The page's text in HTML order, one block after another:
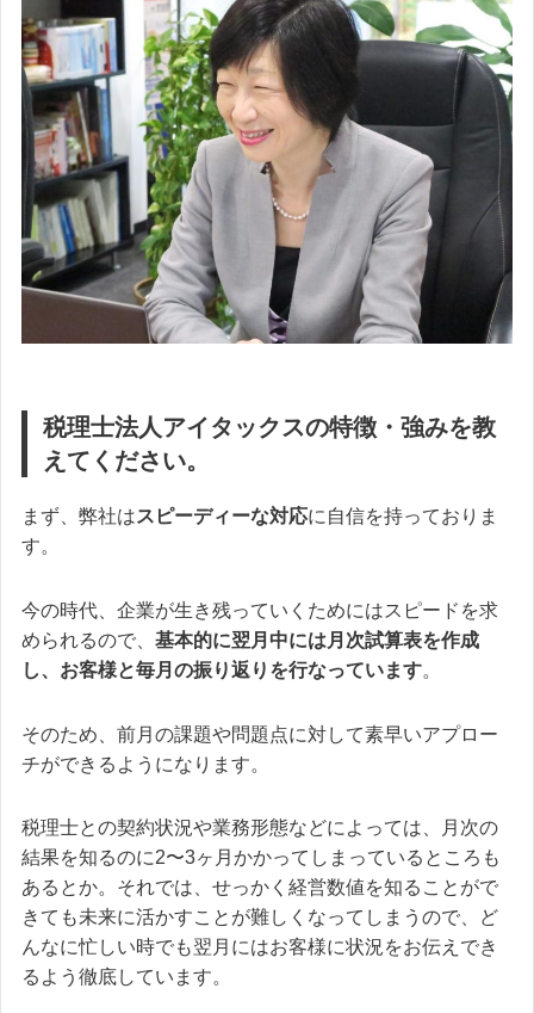
税理士法人アイタックスの特徴・強みを教
えてください。
まず、弊社はスピーディーな対応に自信を持っておりま
す。
今の時代、企業が生き残っていくためにはスピードを求
められるので、 基本的に翌月中には月次試算表を作成
し、お客様と毎月の振り返りを行なっています。
そのため、前月の課題や問題点に対して素早いアプロー
チができるようになります。
税理士との契約状況や業務形態などによっては、月次の
結果を知るのに2〜3ヶ月かかってしまっているところも
あるとか。それでは、せっかく経営数値を知ることがで
きても未来に活かすことが難しくなってしまうので、ど
んなに忙しい時でも翌月にはお客様に状況をお伝えでき
るよう徹底しています。